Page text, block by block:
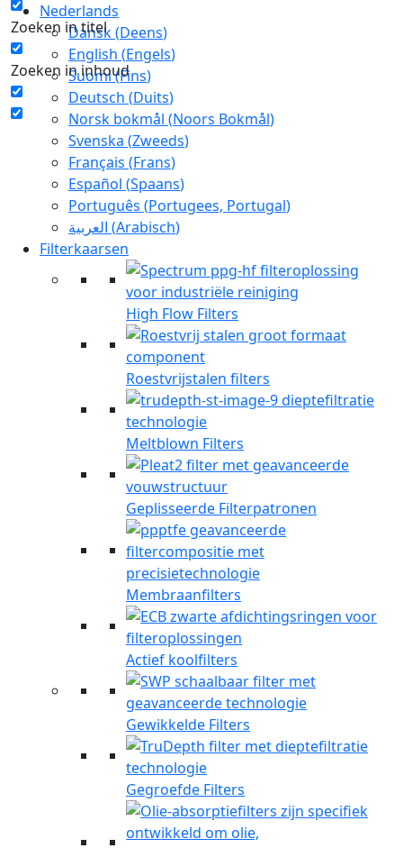
Zoeken in titel
Zoeken in inhoud
Nederlands
Dansk(Deens)
English (Engels)
Suomi(Fins)
Deutsch (Duits)
Norsk bokmål (Noors Bokmål)
Svenska (Zweeds)
Français (Frans)
Español (Spaans)
Português (Portugees, Portugal)
العربية (Arabisch)
Filterkaarsen
High Flow Filters
Roestvrijstalen filters
Meltblown Filters
Geplisseerde Filterpatronen
Membraanfilters
Actief koolfilters
Gewikkelde Filters
Gegroefde Filters